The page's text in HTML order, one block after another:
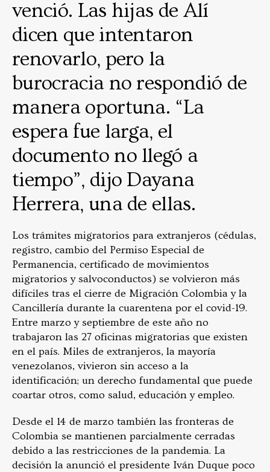
venció. Las hijas de Alí
dicen que intentaron
renovarlo, pero la
burocracia no respondió de
manera oportuna. “La
espera fue larga, el
documento no llegó a
tiempo”, dijo Dayana
Herrera, una de ellas.
Los trámites migratorios para extranjeros (cédulas,
registro, cambio del Permiso Especial de
Permanencia, certificado de movimientos
migratorios y salvoconductos) se volvieron más
difíciles tras el cierre de Migración Colombia y la
Cancillería durante la cuarentena por el covid-19.
Entre marzo y septiembre de este año no
trabajaron las 27 oficinas migratorias que existen
en el país. Miles de extranjeros, la mayoría
venezolanos, vivieron sin acceso a la
identificación; un derecho fundamental que puede
coartar otros, como salud, educación y empleo.
Desde el 14 de marzo también las fronteras de
Colombia se mantienen parcialmente cerradas
debido a las restricciones de la pandemia. La
decisión la anunció el presidente Iván Duque poco